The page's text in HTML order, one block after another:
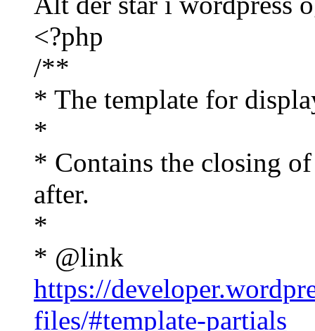
<?php
/**
* The template for
*
* Contains the closing
after.
*
* @link
https://
files/#template-partials